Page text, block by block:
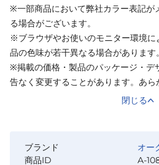
※一部商品において弊社カラー表記が
る場合がございます。
※ブラウザやお使いのモニター環境
品の色味が若干異なる場合があります。
※掲載の価格・製品のパッケージ・デ
告なく変更することがあります。あら
閉じる
ブランド
オー
商品ID
A-